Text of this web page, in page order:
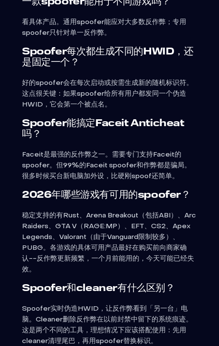
看具体产品。通用spoofer能应对大多数反作弊；专用
spoofer只针对单一反作弊。
Spoofer每次都生成不同的HWID，还
是固定一个？
好的spoofer会在每次启动或按需生成新的随机标识符。
这点很关键：如果spoofer给所有用户都发同一个伪造
HWID，它会第一个被点名。
Spoofer能搞定Faceit Anticheat
吗？
Faceit是最强的反作弊之一。需要专门支持Faceit的
spoofer。但99%的Faceit spoofer和作弊都是骗局。
很多时候买台新电脑加外设，比硬刚spoof还简单。
2026年哪些游戏有可用的spoofer？
稳定支持的有Rust、Arena Breakout（包括ABI）、Arc
Raiders、GTA V（RAGE:MP）、EFT、CS2、Apex
Legends、Valorant（由于Vanguard限制较多）、
PUBG。各游戏的具体可用产品最好在购买前向商家确
认--反作弊更新频繁，一个月前能用的，今天可能已经失
效。
Spoofer和cleaner有什么区别？
Spoofer实时伪造HWID，让反作弊看到「另一台」电
脑。Cleaner删除反作弊在以前封禁中留下的系统痕迹。
这是两个不同的工具，理想情况下应该搭配使用：先用
cleaner清理尾巴，再用spoofer替换标识。